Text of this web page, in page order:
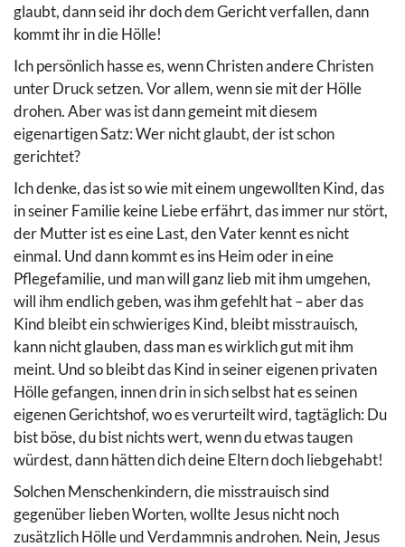
glaubt, dann seid ihr doch dem Gericht verfallen, dann
kommt ihr in die Hölle!
Ich persönlich hasse es, wenn Christen andere Christen
unter Druck setzen. Vor allem, wenn sie mit der Hölle
drohen. Aber was ist dann gemeint mit diesem
eigenartigen Satz: Wer nicht glaubt, der ist schon
gerichtet?
Ich denke, das ist so wie mit einem ungewollten Kind, das
in seiner Familie keine Liebe erfährt, das immer nur stört,
der Mutter ist es eine Last, den Vater kennt es nicht
einmal. Und dann kommt es ins Heim oder in eine
Pflegefamilie, und man will ganz lieb mit ihm umgehen,
will ihm endlich geben, was ihm gefehlt hat – aber das
Kind bleibt ein schwieriges Kind, bleibt misstrauisch,
kann nicht glauben, dass man es wirklich gut mit ihm
meint. Und so bleibt das Kind in seiner eigenen privaten
Hölle gefangen, innen drin in sich selbst hat es seinen
eigenen Gerichtshof, wo es verurteilt wird, tagtäglich: Du
bist böse, du bist nichts wert, wenn du etwas taugen
würdest, dann hätten dich deine Eltern doch liebgehabt!
Solchen Menschenkindern, die misstrauisch sind
gegenüber lieben Worten, wollte Jesus nicht noch
zusätzlich Hölle und Verdammnis androhen. Nein, Jesus